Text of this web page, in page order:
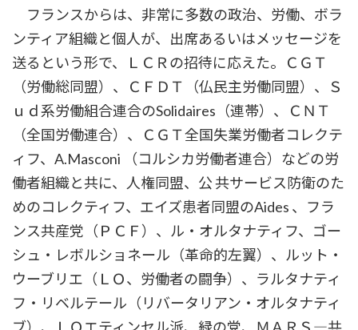
フランスからは、非常に多数の政治、労働、ボラ
ンティア組織と個人が、出席あるいはメッセージを
送るという形で、ＬＣＲの招待に応えた。ＣＧＴ
（労働総同盟）、ＣＦＤＴ（仏民主労働同盟）、Ｓ
ｕｄ系労働組合連合のSolidaires（連帯）、ＣＮＴ
（全国労働連合）、ＣＧＴ全国失業労働者コレクテ
ィフ、A.Masconi （コルシカ労働者連合）などの労
働者組織と共に、人権同盟、公 共サービス防衛のた
めのコレクティフ、エイズ患者同盟のAides 、フラ
ンス共産党（ＰＣＦ）、ル・オルタナティフ、ゴー
シュ・レボルショネール（革命的左翼）、ルット・
ウーブリエ（ＬＯ、労働者の闘争）、ラルタナティ
フ・リベルテール（リバータリアン・オルタナティ